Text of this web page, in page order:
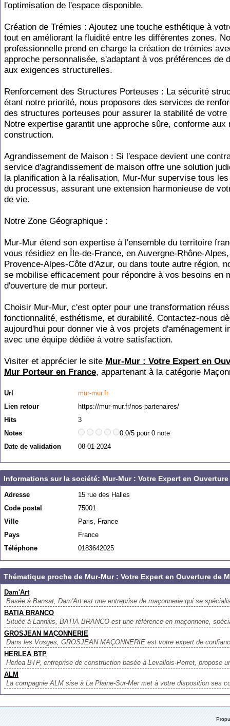
l'optimisation de l'espace disponible.
Création de Trémies : Ajoutez une touche esthétique à
tout en améliorant la fluidité entre les différentes zones.
professionnelle prend en charge la création de trémies
approche personnalisée, s'adaptant à vos préférences de
aux exigences structurelles.
Renforcement des Structures Porteuses : La sécurité
étant notre priorité, nous proposons des services de
des structures porteuses pour assurer la stabilité de votre
Notre expertise garantit une approche sûre, conforme aux
construction.
Agrandissement de Maison : Si l'espace devient une
service d'agrandissement de maison offre une solution
la planification à la réalisation, Mur-Mur supervise tous
du processus, assurant une extension harmonieuse de
de vie.
Notre Zone Géographique :
Mur-Mur étend son expertise à l'ensemble du territoire
vous résidiez en Île-de-France, en Auvergne-Rhône-
Provence-Alpes-Côte d'Azur, ou dans toute autre région,
se mobilise efficacement pour répondre à vos besoins en
d'ouverture de mur porteur.
Choisir Mur-Mur, c'est opter pour une transformation
fonctionnalité, esthétisme, et durabilité. Contactez-nous
aujourd'hui pour donner vie à vos projets d'aménagement
avec une équipe dédiée à votre satisfaction.
Visiter et apprécier le site Mur-Mur : Votre Expert en
Mur Porteur en France, appartenant à la catégorie
Url
mur-mur.fr
Lien retour
https://mur-mur.fr/nos-partenaires/
Hits
3
Notes
0.0/5 pour 0 note
Date de validation
08-01-2024
Informations sur la société: Mur-Mur : Votre Expert en
Adresse
15 rue des Halles
Code postal
75001
Ville
Paris, France
Pays
France
Téléphone
0183642025
Thématique proche de Mur-Mur : Votre Expert en Ouverture de
Dam'Art
Basée à Bansat, Dam'Art est une entreprise de maçonnerie qui se
BATIA BRANCO
Située à Lannilis, BATIA BRANCO est une référence en maçonnerie,
GROSJEAN MAÇONNERIE
Dans les Vosges, GROSJEAN MAÇONNERIE est votre expert de
HERLEA BTP
Herlea BTP, entreprise de construction basée à Levallois-Perret, propose
ALM
La compagnie ALM sise à La Plaine-Sur-Mer met à votre disposition ses